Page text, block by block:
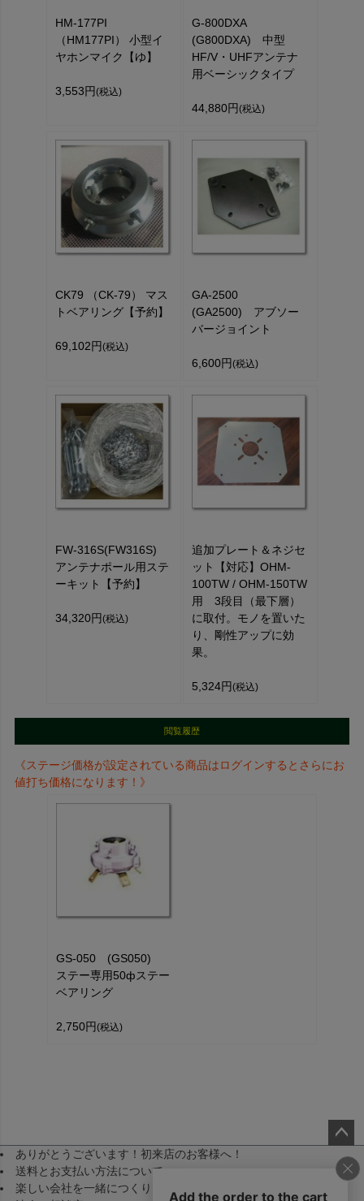
HM-177PI
（HM177PI） 小型イ
ヤホンマイク【ゆ】
3,553円 (税込)
G-800DXA
(G800DXA) 中型
HF/V・UHFアンテナ
用ベーシックタイプ
44,880円 (税込)
CK79 （CK-79） マス
トベアリング【予約】
69,102円 (税込)
GA-2500
(GA2500) アブソー
バージョイント
6,600円 (税込)
FW-316S(FW316S)
アンテナポール用ステ
ーキット【予約】
34,320円 (税込)
追加プレート＆ネジセ
ット【対応】OHM-
100TW / OHM-150TW
用 3段目（最下層）
に取付。モノを置いた
り、剛性アップに効
果。
5,324円 (税込)
閲覧履歴
《ステージ価格が設定されている商品はログインするとさらにお
値打ち価格になります！》
GS-050 (GS050)
ステー専用50фステー
ベアリング
2,750円 (税込)
ペー
ジト
ありがとうございます！初来店のお客様へ！
送料とお支払い方法について
楽しい会社を一緒につくりませんか！（採用）